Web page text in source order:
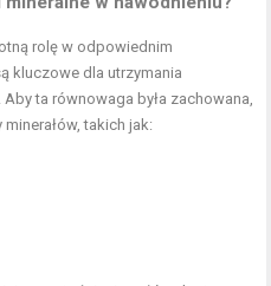
rolę w odpowiednim
kluczowe dla utrzymania
. Aby ta równowaga była zachowana,
takich jak: